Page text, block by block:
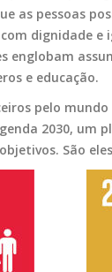
as pessoas
dignidade e
englobam
e educação.
pelo
2030, um
São